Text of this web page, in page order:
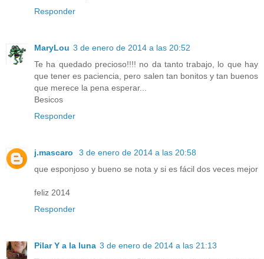
Responder
MaryLou 3 de enero de 2014 a las 20:52
Te ha quedado precioso!!!! no da tanto trabajo, lo que hay
que tener es paciencia, pero salen tan bonitos y tan buenos
que merece la pena esperar...
Besicos
Responder
j.mascaro
3 de enero de 2014 a las 20:58
que esponjoso y bueno se nota y si es fácil dos veces mejor
feliz 2014
Responder
Pilar Y a la luna 3 de enero de 2014 a las 21:13